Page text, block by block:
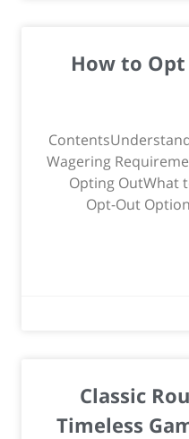
How to
Wagering
Opting OutWhat
Opt-Out
Classic
Timeless